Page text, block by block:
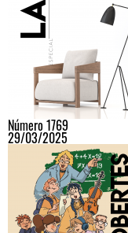
Número 1769
29/03/2025